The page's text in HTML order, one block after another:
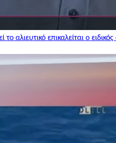
αλιευτικό επικαλείται ο